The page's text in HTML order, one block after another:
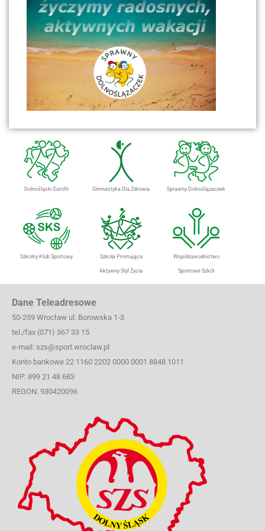
Dolnośląski Eurofit Gimnastyka Dla Zdrowia Sprawny Dolnoślązaczek
Szkolny Klub Sportowy Szkoła Promująca
Aktywny Styl Życia
Współzawodnictwo
Sportowe Szkół
Dane Teleadresowe
50-259 Wrocław ul. Borowska 1-3
tel./fax (071) 367 33 15
e-mail: szs@sport.wroclaw.pl
Konto bankowe 22 1160 2202 0000 0001 8848 1011
NIP: 899 21 48 683
REGON: 930420096